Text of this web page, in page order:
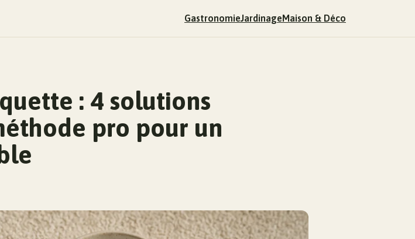
GastronomieJardinageMaison & Déco
: 4 solutions
pro pour un